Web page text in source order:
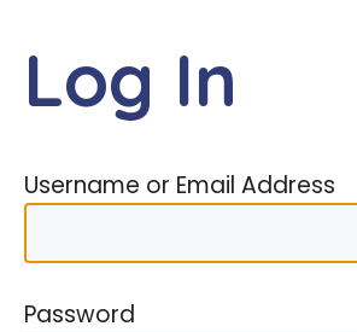
content
Log In
Username or Email Address
Password